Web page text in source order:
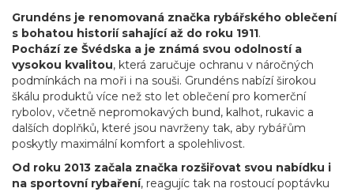
Grundéns je renomovaná značka rybářského oblečení
s bohatou historií sahající až do roku 1911.
Pochází ze Švédska a je známá svou odolností a
vysokou kvalitou, která zaručuje ochranu v náročných
podmínkách na moři i na souši. Grundéns nabízí širokou
škálu produktů více než sto let oblečení pro komerční
rybolov, včetně nepromokavých bund, kalhot, rukavic a
dalších doplňků, které jsou navrženy tak, aby rybářům
poskytly maximální komfort a spolehlivost.
Od roku 2013 začala značka rozšiřovat svou nabídku i
na sportovní rybaření, reagujíc tak na rostoucí poptávku